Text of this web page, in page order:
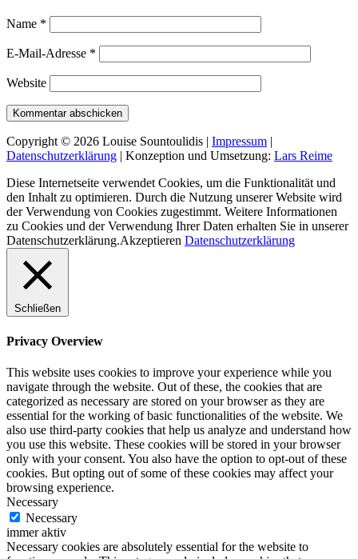
Name *
E-Mail-Adresse *
Website
Copyright © 2026 Louise Sountoulidis | Impressum |
Datenschutzerklärung | Konzeption und Umsetzung: Lars Reime
Diese Internetseite verwendet Cookies, um die Funktionalität und
den Inhalt zu optimieren. Durch die Nutzung unserer Website wird
der Verwendung von Cookies zugestimmt. Weitere Informationen
zu Cookies und der Verwendung Ihrer Daten erhalten Sie in unserer
Datenschutzerklärung.Akzeptieren Datenschutzerklärung
Schließen
Privacy Overview
This website uses cookies to improve your experience while you
navigate through the website. Out of these, the cookies that are
categorized as necessary are stored on your browser as they are
essential for the working of basic functionalities of the website. We
also use third-party cookies that help us analyze and understand how
you use this website. These cookies will be stored in your browser
only with your consent. You also have the option to opt-out of these
cookies. But opting out of some of these cookies may affect your
browsing experience.
Necessary
Necessary
immer aktiv
Necessary cookies are absolutely essential for the website to